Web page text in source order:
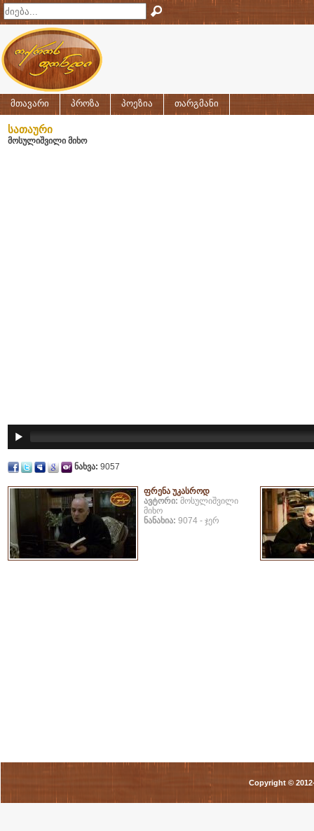
მთავარი პროზა პოეზია თარგმანი
სათაური
მოსულიშვილი მიხო
ნახვა: 9057
ფრენა უკასროდ
ავტორი: მოსულიშვილი
მიხო
ნანახია: 9074 - ჯერ
Copyright ©